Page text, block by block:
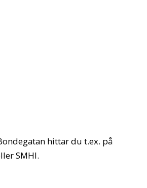
hittar du t.ex. på
SMHI.